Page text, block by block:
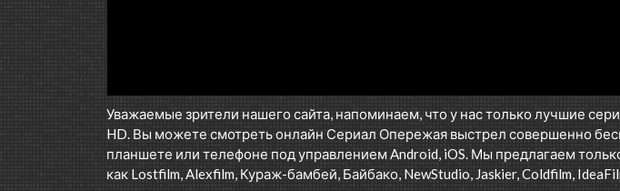
Уважаемые зрители нашего сайта, напоминаем, что у нас только лучшие
HD. Вы можете смотреть онлайн Сериал Опережая выстрел совершенно
планшете или телефоне под управлением Android, iOS. Мы предлагаем
как Lostfilm, Alexfilm, Кураж-бамбей, Байбако, NewStudio, Jaskier, Coldfilm,